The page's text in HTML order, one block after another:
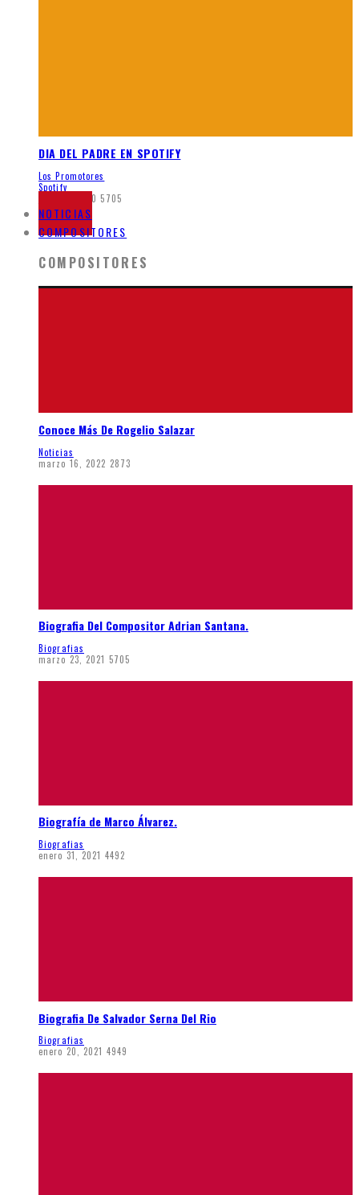
DIA DEL PADRE EN SPOTIFY
Los Promotores
Spotify
junio 5, 2020 5705
NOTICIAS
COMPOSITORES
COMPOSITORES
Conoce Más De Rogelio Salazar
Noticias
marzo 16, 2022 2873
Biografia Del Compositor Adrian Santana.
Biografias
marzo 23, 2021 5705
Biografía de Marco Álvarez.
Biografias
enero 31, 2021 4492
Biografia De Salvador Serna Del Rio
Biografias
enero 20, 2021 4949